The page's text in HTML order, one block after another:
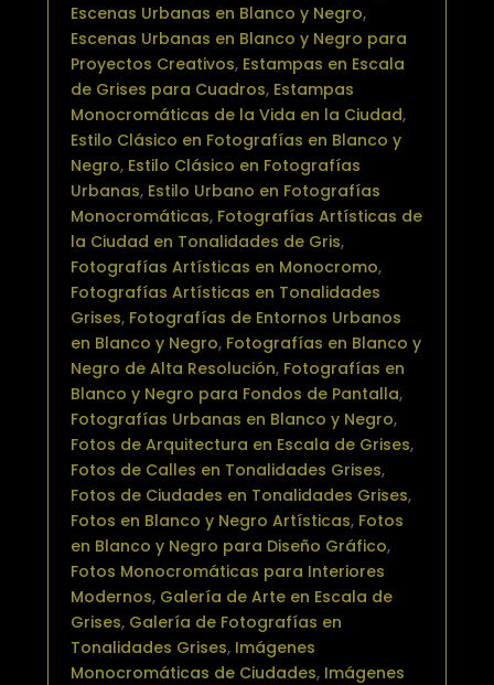
Escenas Urbanas en Blanco y Negro,
Escenas Urbanas en Blanco y Negro para
Proyectos Creativos, Estampas en Escala
de Grises para Cuadros, Estampas
Monocromáticas de la Vida en la Ciudad,
Estilo Clásico en Fotografías en Blanco y
Negro, Estilo Clásico en Fotografías
Urbanas, Estilo Urbano en Fotografías
Monocromáticas, Fotografías Artísticas de
la Ciudad en Tonalidades de Gris,
Fotografías Artísticas en Monocromo,
Fotografías Artísticas en Tonalidades
Grises, Fotografías de Entornos Urbanos
en Blanco y Negro, Fotografías en Blanco y
Negro de Alta Resolución, Fotografías en
Blanco y Negro para Fondos de Pantalla,
Fotografías Urbanas en Blanco y Negro,
Fotos de Arquitectura en Escala de Grises,
Fotos de Calles en Tonalidades Grises,
Fotos de Ciudades en Tonalidades Grises,
Fotos en Blanco y Negro Artísticas, Fotos
en Blanco y Negro para Diseño Gráfico,
Fotos Monocromáticas para Interiores
Modernos, Galería de Arte en Escala de
Grises, Galería de Fotografías en
Tonalidades Grises, Imágenes
Monocromáticas de Ciudades, Imágenes